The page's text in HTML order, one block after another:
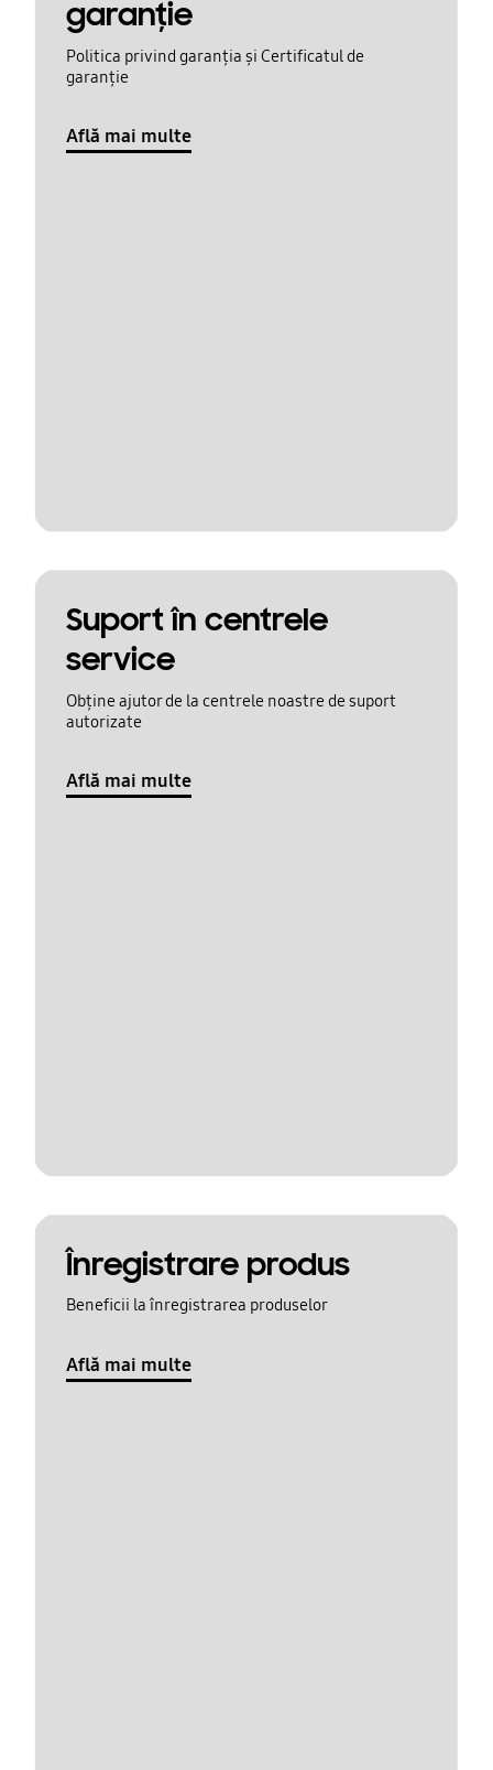
garanţie
Politica privind garanția și Certificatul de
garanție
Află mai multe
Suport în centrele
service
Obține ajutor de la centrele noastre de suport
autorizate
Află mai multe
Înregistrare produs
Beneficii la înregistrarea produselor
Află mai multe